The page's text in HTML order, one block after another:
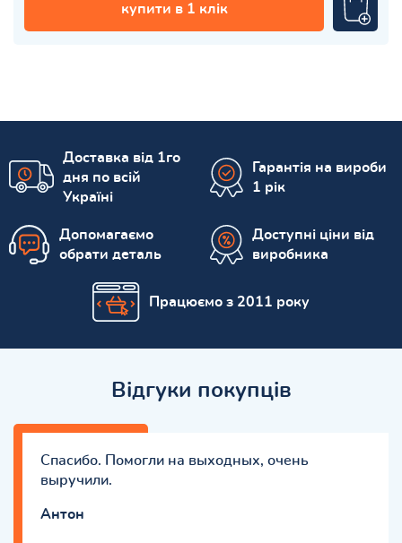
купити в 1 клік
Доставка від 1го
дня по всій
Україні
Гарантія на вироби
1 рік
Допомагаємо
обрати деталь
Доступні ціни від
виробника
Працюємо з 2011 року
Відгуки покупців
Спасибо. Помогли на выходных, очень
выручили.
Антон